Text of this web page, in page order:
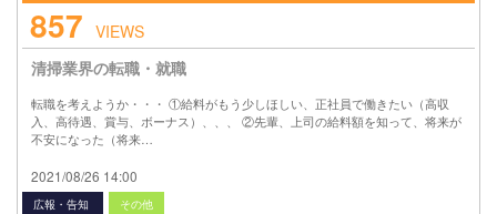
857 VIEWS
清掃業界の転職・就職
転職を考えようか・・・ ①給料がもう少しほしい、正社員で働きたい（高収
入、高待遇、賞与、ボーナス）、、、 ②先輩、上司の給料額を知って、将来が
不安になった（将来…
2021/08/26 14:00
広報・告知 その他